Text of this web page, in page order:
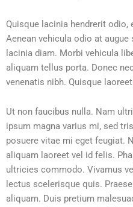
Quisque lacinia hendrerit
Aenean vehicula odio at
lacinia diam. Morbi vehicula
aliquam tellus porta. Donec
venenatis nibh. Quisque
Ut non faucibus nulla. Nam
ipsum magna varius mi, sed
posuere vitae mi eget feugiat.
aliquam laoreet vel id felis.
ultricies commodo. Vivamus
lectus scelerisque quis.
aliquam. Duis pretium